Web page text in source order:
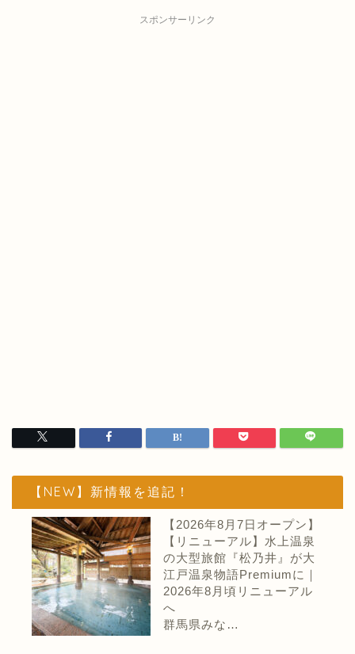
スポンサーリンク
【NEW】新情報を追記！
【2026年8月7日オープン】
【リニューアル】水上温泉
の大型旅館『松乃井』が大
江戸温泉物語Premiumに｜
2026年8月頃リニューアル
へ
群馬県みな…